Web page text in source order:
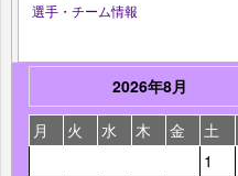
選手・チーム情報
2026年8月
月
火 水 木 金 土
1